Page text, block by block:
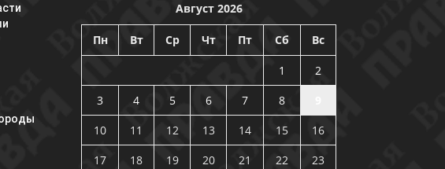
Август 2026
Пн Вт Ср Чт Пт Сб Вс
1
2
3
4 5 6 7 8
10
11 12 13 14 15
16
17
18 19 20 21 22
23